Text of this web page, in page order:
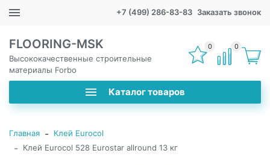
+7 (499) 286-83-83 Заказать звонок
FLOORING-MSK
Высококачественные строительные
материалы Forbo
Каталог товаров
0 0
Главная - Клей Eurocol
- Клей Eurocol 528 Eurostar allround 13 кг